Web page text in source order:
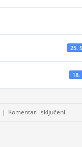
25.
18.
| Komentari isključeni